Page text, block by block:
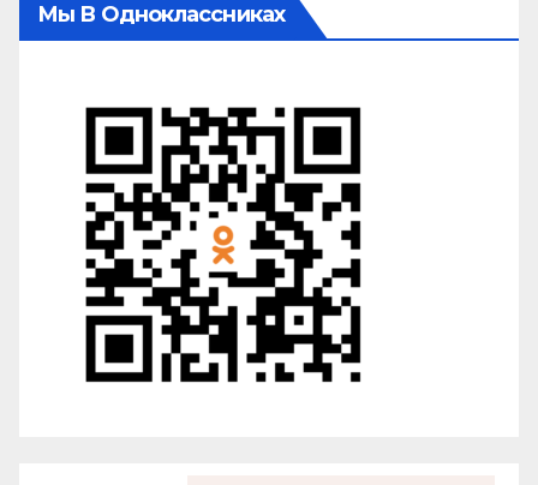
Мы В Одноклассниках